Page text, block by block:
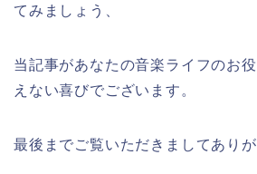
てみましょう、
当記事があなたの音楽ライフのお
えない喜びでございます。
最後までご覧いただきましてありが